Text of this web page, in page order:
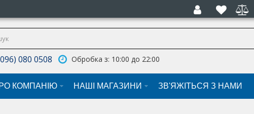
080 0508 Обробка з: 10:00 до 22:00
КОМПАНІЮ НАШI МАГАЗИНИ ЗВ'ЯЖІТЬСЯ З НАМИ